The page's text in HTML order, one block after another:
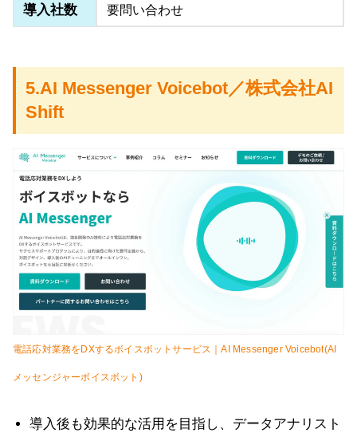
導入社数 要問い合わせ
5.AI Messenger Voicebot／株式会社AI
Shift
電話応対業務をDXするボイスボットサービス｜AI Messenger Voicebot(AI
メッセンジャーボイスボット)
導入後も効果的な活用を目指し、データアナリスト